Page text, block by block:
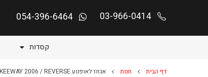
03-966-0414
054-396-6464
קסדות
דף הבית חנות אגזוז לאופנוע FOCUS 50 KEEWAY 2006 / REVERSE